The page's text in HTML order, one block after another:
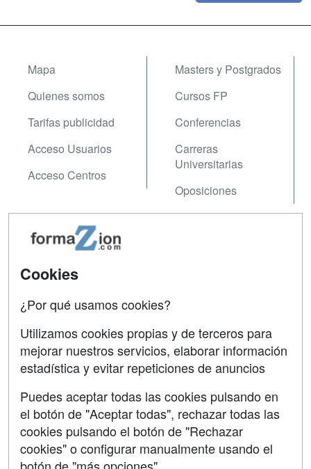
Mapa
Quienes somos
Tarifas publicidad
Acceso Usuarios
Acceso Centros
Masters y Postgrados
Cursos FP
Conferencias
Carreras
Universitarias
Oposiciones
Contactar
Aviso legal
Copyleft
Cookies
¿Por qué usamos cookies?
Utilizamos cookies propias y de terceros para
mejorar nuestros servicios, elaborar información
estadística y evitar repeticiones de anuncios
Puedes aceptar todas las cookies pulsando en
el botón de "Aceptar todas", rechazar todas las
cookies pulsando el botón de "Rechazar
cookies" o configurar manualmente usando el